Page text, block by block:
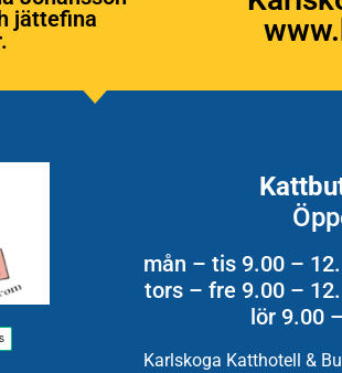
jättefina
mån – tis 9.00 –
tors – fre 9.00 –
lör 9.00
Karlskoga Katthotell &